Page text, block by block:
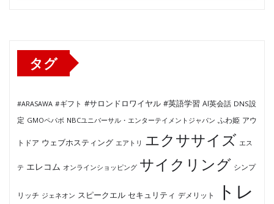
タグ
#ARASAWA #ギフト #サロンドロワイヤル #英語学習 AI英会話 DNS設
定 GMOペパボ NBCユニバーサル・エンターテイメントジャパン ふわ姫 アウ
トドア ウェブホスティング エアトリ エクササイズ エス
テ エレコム オンラインショッピング サイクリング シンプ
リッチ ジェネオン スピークエル セキュリティ デメリット
トレ